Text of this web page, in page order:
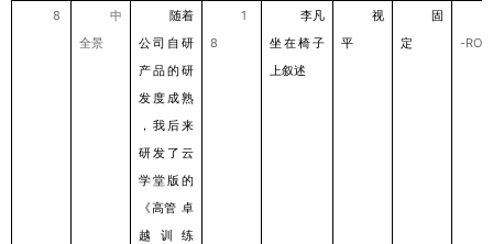
8
中
全景
随着
公司⾃研
产品的研
发度成熟
，我后来
研发了云
学堂版的
《⾼管 卓
越训练
1
8
李凡
坐在椅⼦
上叙述
视
平
固
定
-